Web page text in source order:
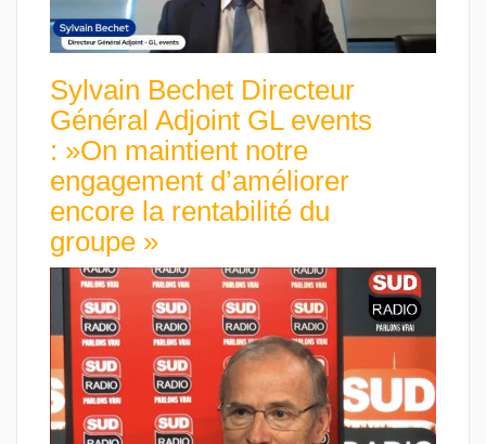
Sylvain Bechet Directeur
Général Adjoint GL events
: »On maintient notre
engagement d’améliorer
encore la rentabilité du
groupe »